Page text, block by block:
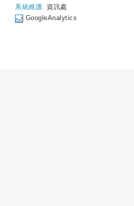
系統維護: 資訊處
GoogleAnalytics